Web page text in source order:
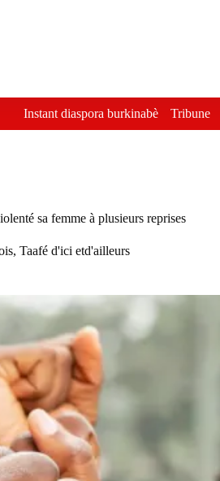
Instant diaspora burkinabè Tribune
sa femme à plusieurs reprises
, Taafé d'ici etd'ailleurs